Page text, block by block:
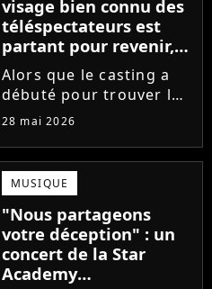
sa personnalité....
visage bien connu des
téléspectateurs est
partant pour revenir,
sauf que la place est
déjà prise
Alors que le casting a
débuté pour trouver les
prochains Pierre
Ambre, une professeure
emblématique de la Star
Academy se positionne
pour enseigner le chant
aux...
28 mai 2026
MUSIQUE
"Nous partageons
votre déception" : un
concert de la Star
Academy